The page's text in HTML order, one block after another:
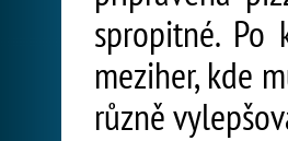
spropitné.
meziher, kde
různě